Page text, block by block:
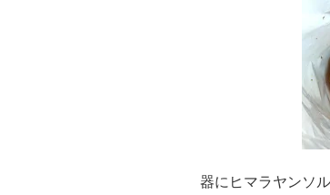
器にヒマラヤンソ